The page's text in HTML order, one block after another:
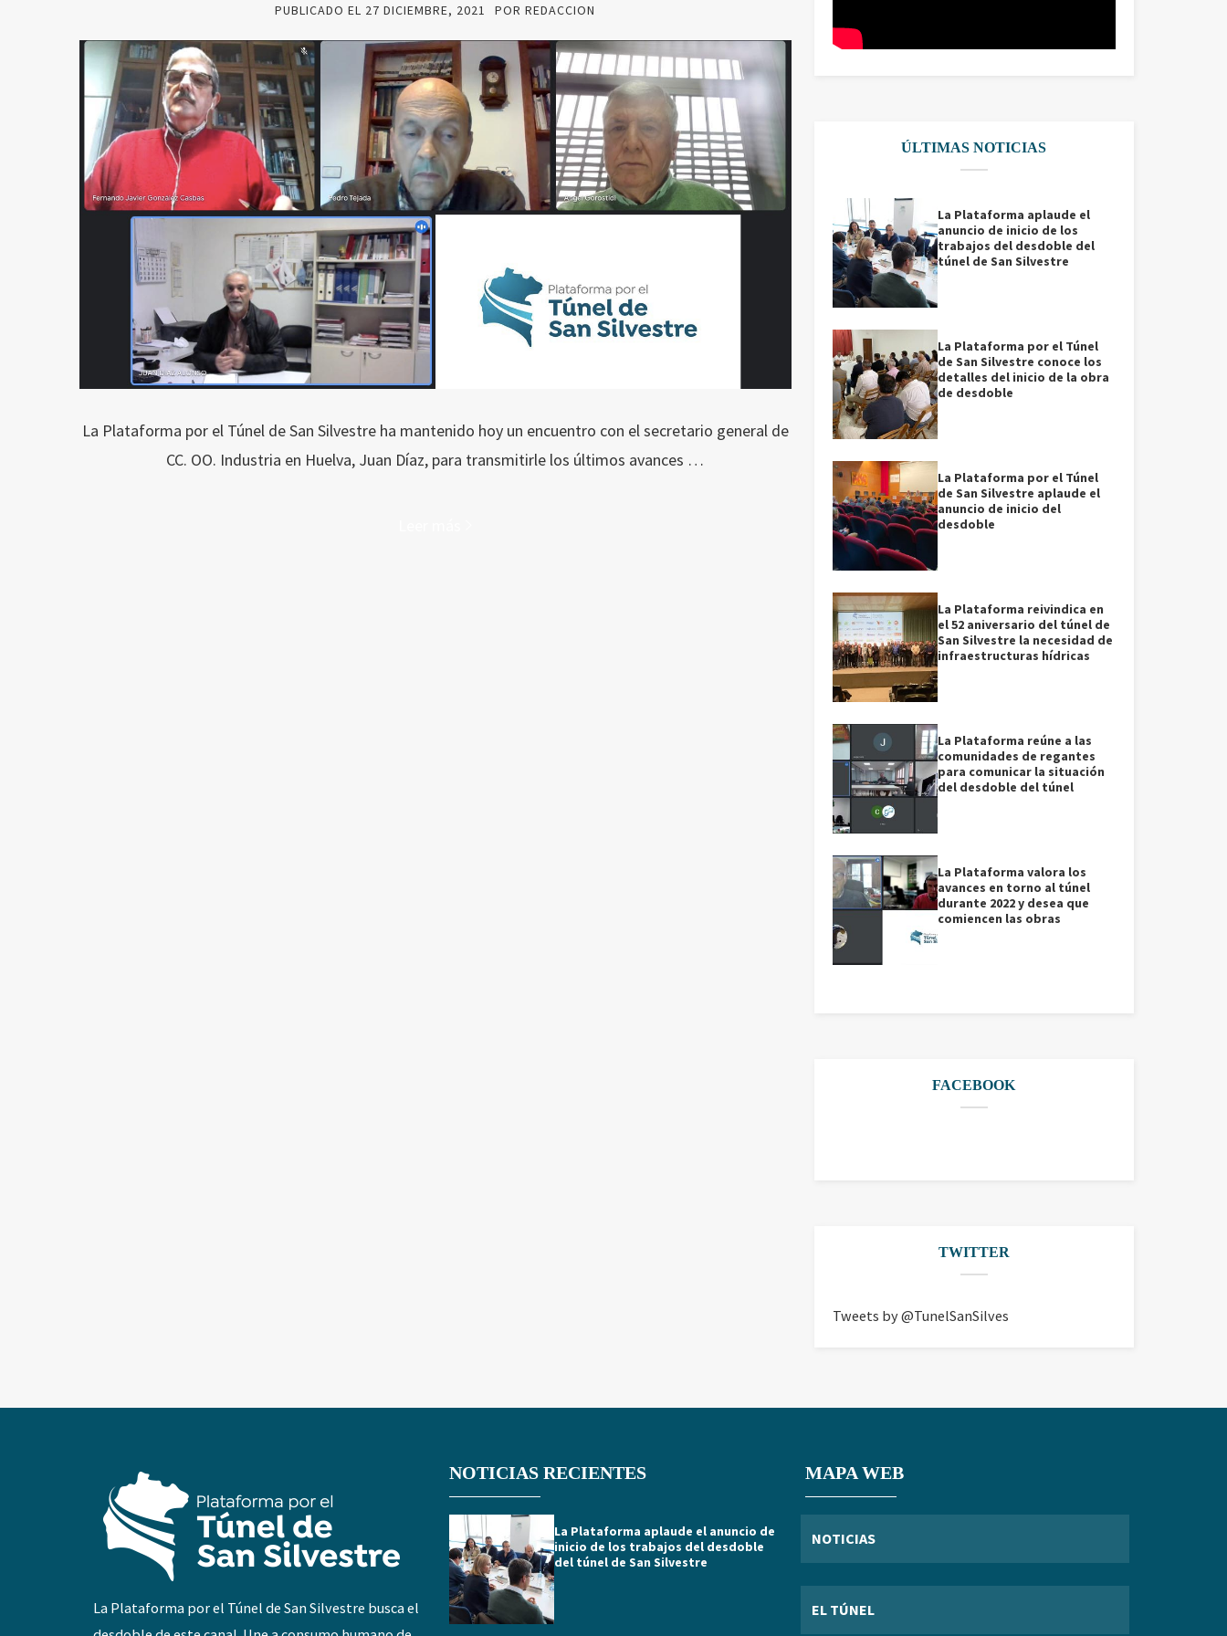
PUBLICADO EL 27 DICIEMBRE, 2021 PORREDACCION
La Plataforma por el Túnel de San Silvestre ha mantenido hoy un encuentro con el secretario general de
CC. OO. Industria en Huelva, Juan Díaz, para transmitirle los últimos avances …
ÚLTIMAS NOTICIAS
La Plataforma aplaude el
anuncio de inicio de los
trabajos del desdoble del
túnel de San Silvestre
La Plataforma por el Túnel
de San Silvestre conoce los
detalles del inicio de la obra
de desdoble
La Plataforma por el Túnel
de San Silvestre aplaude el
anuncio de inicio del
desdoble
La Plataforma reivindica en
el 52 aniversario del túnel de
San Silvestre la necesidad de
infraestructuras hídricas
La Plataforma reúne a las
comunidades de regantes
para comunicar la situación
del desdoble del túnel
La Plataforma valora los
avances en torno al túnel
durante 2022 y desea que
comiencen las obras
FACEBOOK
TWITTER
Tweets by @TunelSanSilves
La Plataforma por el Túnel de San Silvestre busca el
NOTICIAS RECIENTES
La Plataforma aplaude el anuncio de
inicio de los trabajos del desdoble
del túnel de San Silvestre
MAPA WEB
NOTICIAS
EL TÚNEL